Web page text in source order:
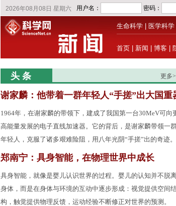
生命科学 医学科学
首页 新闻 博客
头 条 更多
谢家麟：他带着一群年轻人“手搓”出大国重
1964年，在谢家麟的带领下，建成了我国第一台30MeV可向
高能量发展的电子直线加速器。它的背后，是谢家麟带领一
年轻人，克服了诸多艰难险阻，用八年光阴“手搓”出的奇迹。
郑南宁：具身智能，在物理世界中成长
具身智能，就像是婴儿认识世界的过程。婴儿的认知并不脱
身体，而是在身体与环境的互动中逐步形成：视觉提供空间
构，触觉提供物理反馈，运动经验不断修正对世界的预测。